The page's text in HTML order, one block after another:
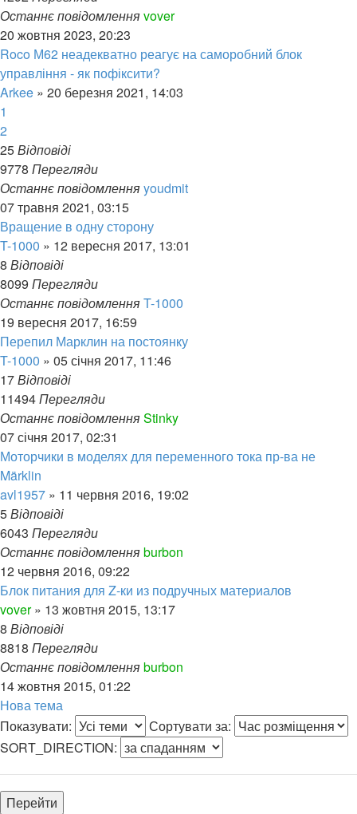
Останнє повідомленняvover
20 жовтня 2023, 20:23
Roco М62 неадекватно реагує на саморобний блок
управління - як пофіксити?
Arkee » 20 березня 2021, 14:03
1
2
25Відповіді
9778 Перегляди
Останнє повідомленняyoudmit
07 травня 2021, 03:15
Вращение в одну сторону
T-1000 » 12 вересня 2017, 13:01
8 Відповіді
8099 Перегляди
Останнє повідомленняT-1000
19 вересня 2017, 16:59
Перепил Марклин на постоянку
T-1000 » 05 січня 2017, 11:46
17Відповіді
11494Перегляди
Останнє повідомленняStinky
07 січня 2017, 02:31
Моторчики в моделях для переменного тока пр-ва не
Märklin
avl1957 » 11 червня 2016, 19:02
5Відповіді
6043 Перегляди
Останнє повідомленняburbon
12 червня 2016, 09:22
Блок питания для Z-ки из подручных материалов
vover» 13 жовтня 2015, 13:17
8 Відповіді
8818 Перегляди
Останнє повідомленняburbon
14 жовтня 2015, 01:22
Нова тема
Показувати:
Сортувати за:
SORT_DIRECTION: